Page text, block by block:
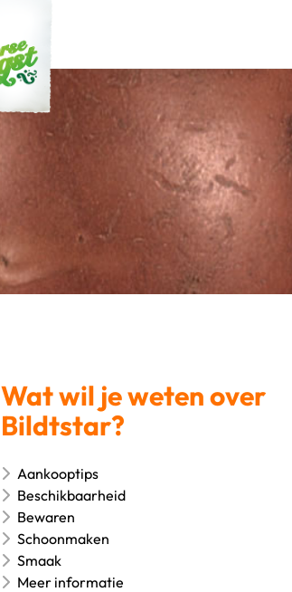
Wat wil je weten over
Bildtstar?
Aankooptips
Beschikbaarheid
Bewaren
Schoonmaken
Smaak
Meer informatie